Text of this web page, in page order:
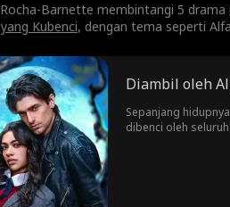
Barnette membintangi 5 drama
Kubenci, dengan tema seperti
Diambil oleh
Sepanjang
dibenci oleh